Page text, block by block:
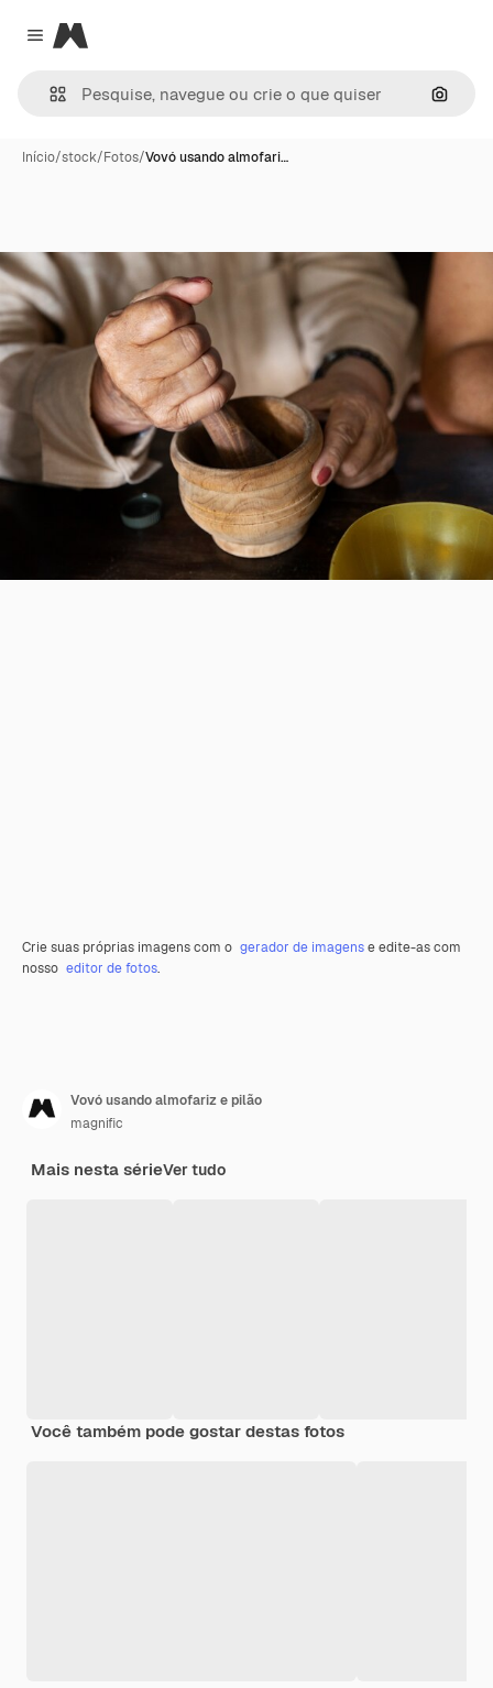
Close menu
Magnific
Início/stock/Fotos/Vovó usando almofari…
Crie suas próprias imagens com o gerador de imagense edite-as com
nosso editor de fotos.
Vovó usando almofariz e pilão
magnific
Mais nesta sérieVer tudo
Você também pode gostar destas fotos